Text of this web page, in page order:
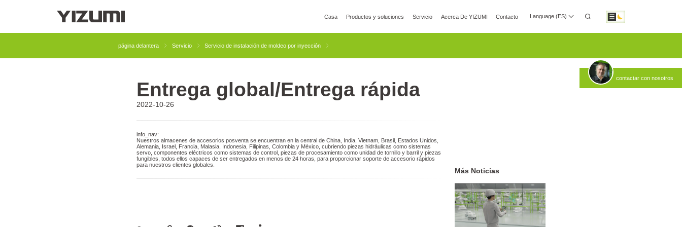
Casa Productos y soluciones Servicio Acerca De YIZUMI Contacto Language (ES)
Solución De Moldeado Por
Inyección De Caucho
Impresión 3D
Fundición
Tixomoldeado
Acerca De YIZUMI 4.0 YIZUMI Global Sabiduría Global YIZUMI Verde Responsabilidad Social Únase a YIZUMI Central de medios Relaciones Con Inversores Descarga
página delantera Servicio Servicio de instalación de moldeo por inyección
Entrega global/Entrega rápida
2022-10-26
info_nav:
Nuestros almacenes de accesorios posventa se encuentran en la central de China, India, Vietnam, Brasil, Estados Unidos,
Alemania, Israel, Francia, Malasia, Indonesia, Filipinas, Colombia y México, cubriendo piezas hidráulicas como sistemas
servo, componentes eléctricos como sistemas de control, piezas de procesamiento como unidad de tornillo y barril y piezas
fungibles, todos ellos capaces de ser entregados en menos de 24 horas, para proporcionar soporte de accesorio rápidos
para nuestros clientes globales.
Más Noticias
contactar con nosotros